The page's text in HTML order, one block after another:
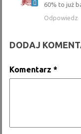
60% to już
Odpowiedz
DODAJ
Komentarz*